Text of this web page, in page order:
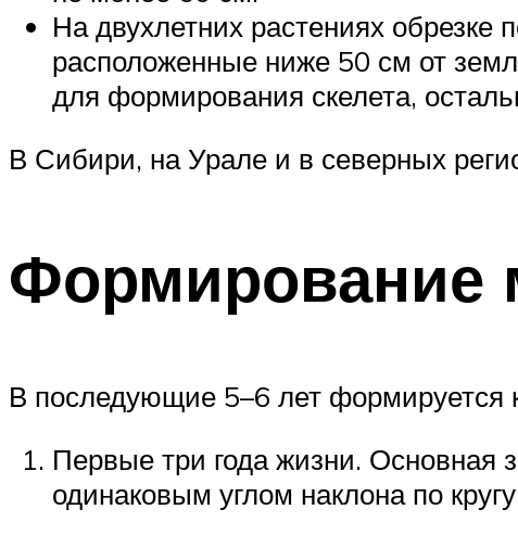
На двухлетних растениях обрезке
расположенные ниже 50 см от
для формирования скелета,
В Сибири, на Урале и в северных
Формирование
В последующие 5–6 лет формируется
Первые три года жизни. Основная
одинаковым углом наклона по